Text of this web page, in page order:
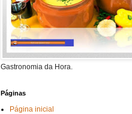
Gastronomia da Hora.
Páginas
Página inicial